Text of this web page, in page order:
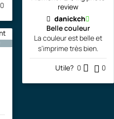
0
danickch
Belle couleur
La couleur est belle et
s’imprime très bien.
Utile? 0 0